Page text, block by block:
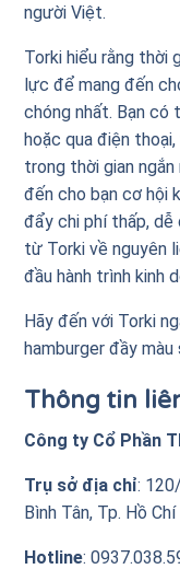
người Việt.
Torki hiểu rằng thời
lực để mang đến
chóng nhất. Bạn
hoặc qua điện
trong thời gian
đến cho bạn cơ hội
đẩy chi phí thấp, dễ
từ Torki về nguyên
đầu hành trình kinh
Hãy đến với Torki
hamburger đầy
Thông tin
Công ty Cổ Phần
Trụ sở địa chỉ:
Bình Tân, Tp. Hồ Chí
Hotline: